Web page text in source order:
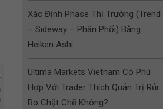
Xác Định Phase Thị Trường (Trend
– Sideway – Phân Phối) Bằng
Heiken Ashi
Ultima Markets Vietnam Có Phù
Hợp Với Trader Thích Quản Trị Rủi
Ro Chặt Chẽ Không?